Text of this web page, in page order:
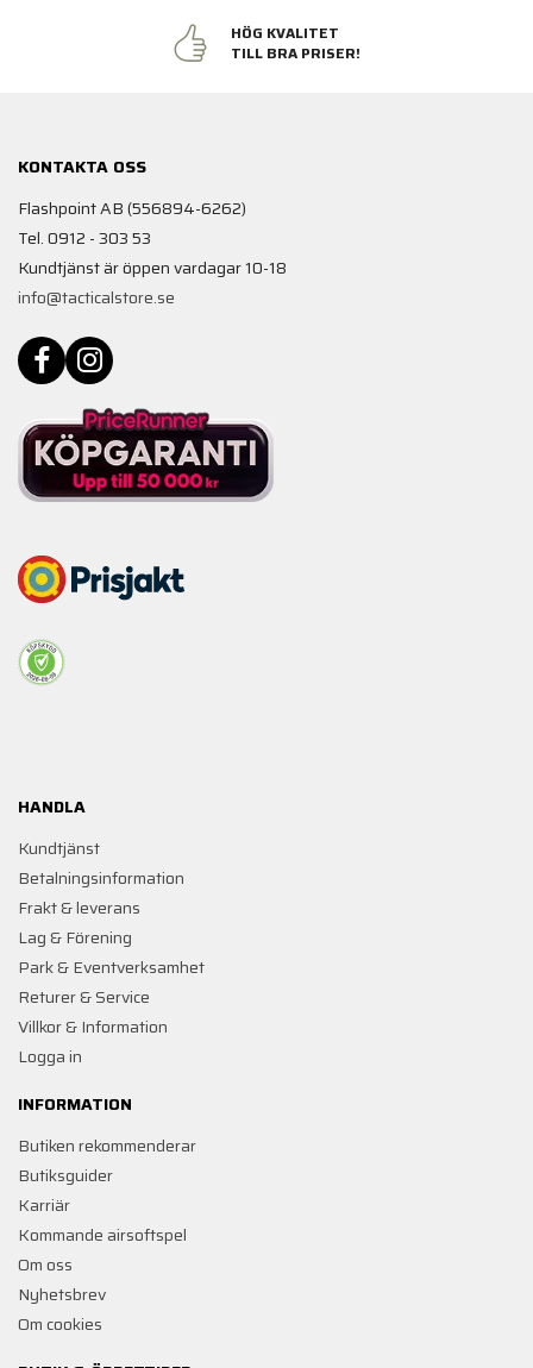
HÖG KVALITET
TILL BRA PRISER!
KONTAKTA OSS
Flashpoint AB (556894-6262)
Tel. 0912 - 303 53
Kundtjänst är öppen vardagar 10-18
info@tacticalstore.se
HANDLA
Kundtjänst
Betalningsinformation
Frakt & leverans
Lag & Förening
Park & Eventverksamhet
Returer & Service
Villkor & Information
Logga in
INFORMATION
Butiken rekommenderar
Butiksguider
Karriär
Kommande airsoftspel
Om oss
Nyhetsbrev
Om cookies